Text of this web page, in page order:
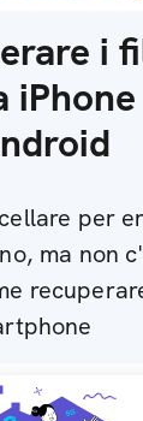
i
iPhone
per
ma non